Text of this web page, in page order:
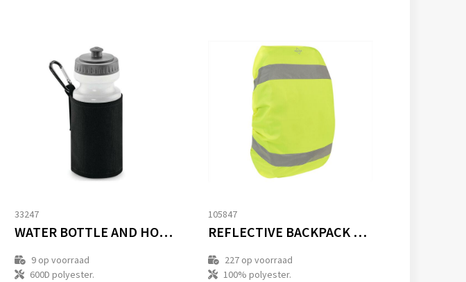
33247
WATER BOTTLE AND HOLDER
9 op voorraad
600D polyester.
105847
REFLECTIVE BACKPACK COVER "TILBURG
227 op voorraad
100% polyester.